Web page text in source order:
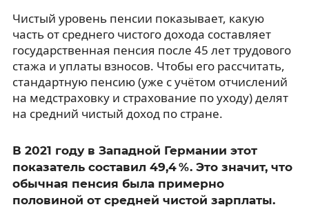
Чистый уровень пенсии показывает, какую
часть от среднего чистого дохода составляет
государственная пенсия после 45 лет трудового
стажа и уплаты взносов. Чтобы его рассчитать,
стандартную пенсию (уже с учётом отчислений
на медстраховку и страхование по уходу) делят
на средний чистый доход по стране.
В 2021 году в Западной Германии этот
показатель составил 49,4 %. Это значит, что
обычная пенсия была примерно
половиной от средней чистой зарплаты.